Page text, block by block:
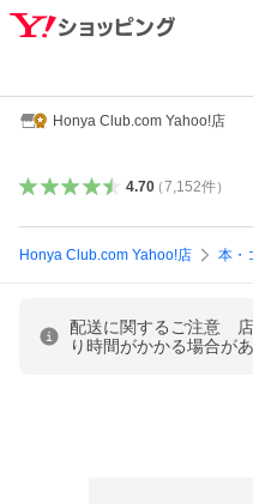
Honya Club.com Yahoo!店
4.70（7,152件）
Honya Club.com Yahoo!店 本・
配送に関するご注意 店
り時間がかかる場合があ